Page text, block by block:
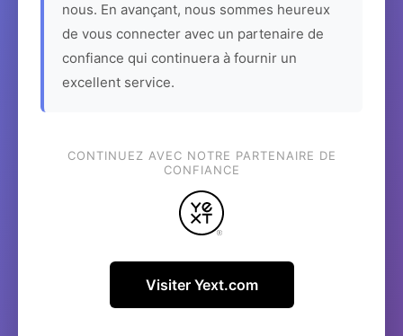
nous. En avançant, nous sommes heureux
de vous connecter avec un partenaire de
confiance qui continuera à fournir un
excellent service.
CONTINUEZ AVEC NOTRE PARTENAIRE DE
CONFIANCE
Visiter Yext.com